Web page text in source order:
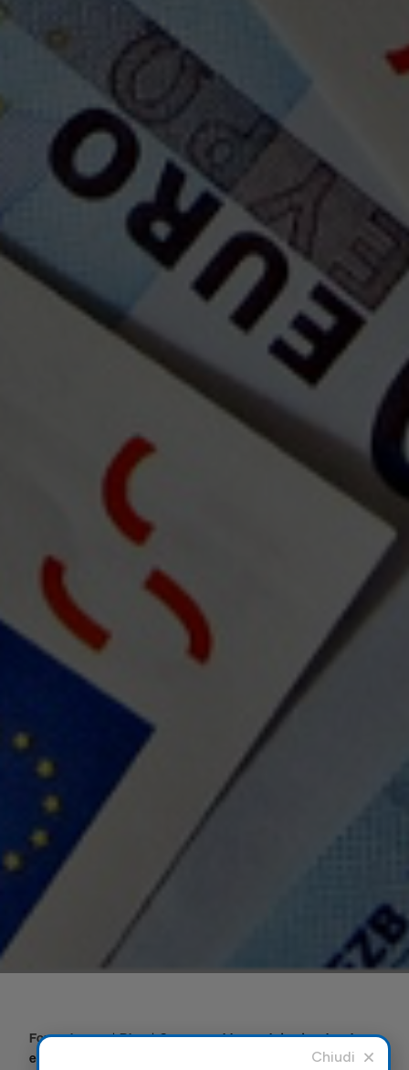
Forexchange|Blog|Come cambiare valuta straniera in
euro online con Forexchange